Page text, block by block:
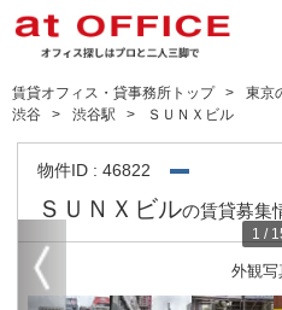
賃貸オフィス・貸事務所トップ 東京
渋谷
渋谷駅 ＳＵＮＸビル
物件ID : 46822
ＳＵＮＸビルの賃貸募集
外観写
1 /